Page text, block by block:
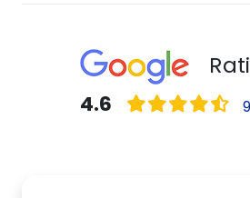
4.6